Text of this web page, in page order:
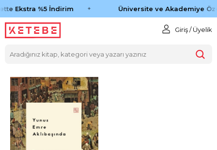
Ekstra %5 İndirim Üniversite ve Akademiye
Giriş / Üyelik